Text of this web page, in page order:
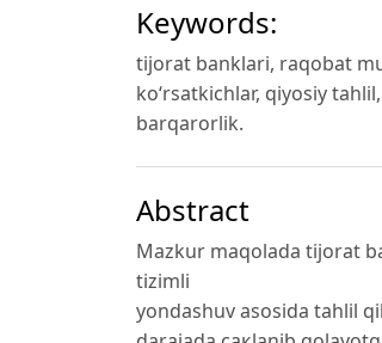
Keywords:
tijorat banklari, raqobat
ko‘rsatkichlar, qiyosiy
barqarorlik.
Abstract
Mazkur maqolada tijorat
tizimli
yondashuv asosida tahlil